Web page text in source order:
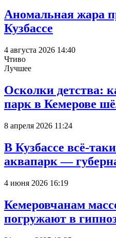
Аномальная жара
Кузбассе
4 августа 2026 14:40
Чтиво
Лучшее
Осколки детства:
парк в Кемерове
8 апреля 2026 11:24
В Кузбассе всё-
аквапарк —
4 июня 2026 16:19
Кемеровчанам
погружают в